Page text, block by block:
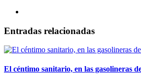
Entradas relacionadas
El céntimo sanitario, en las gasolineras